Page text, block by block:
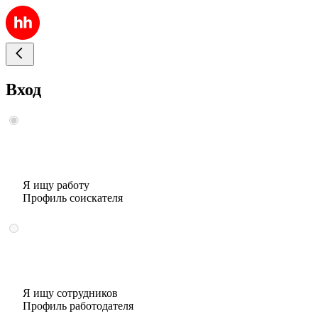
Вход
Я ищу работу
Профиль соискателя
Я ищу сотрудников
Профиль работодателя